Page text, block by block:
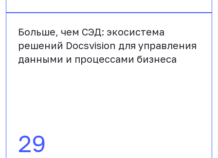
Больше, чем СЭД: экосистема
решений Docsvision для управления
данными и процессами бизнеса
29